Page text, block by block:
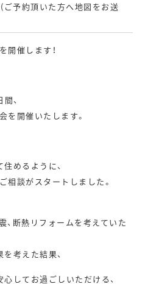
予約頂いた方へ地図をお送
開催します！
、
を開催いたします。
めるように、
相談がスタートしました。
、断熱リフォームを考えていた
考えた結果、
してお過ごしいただける、